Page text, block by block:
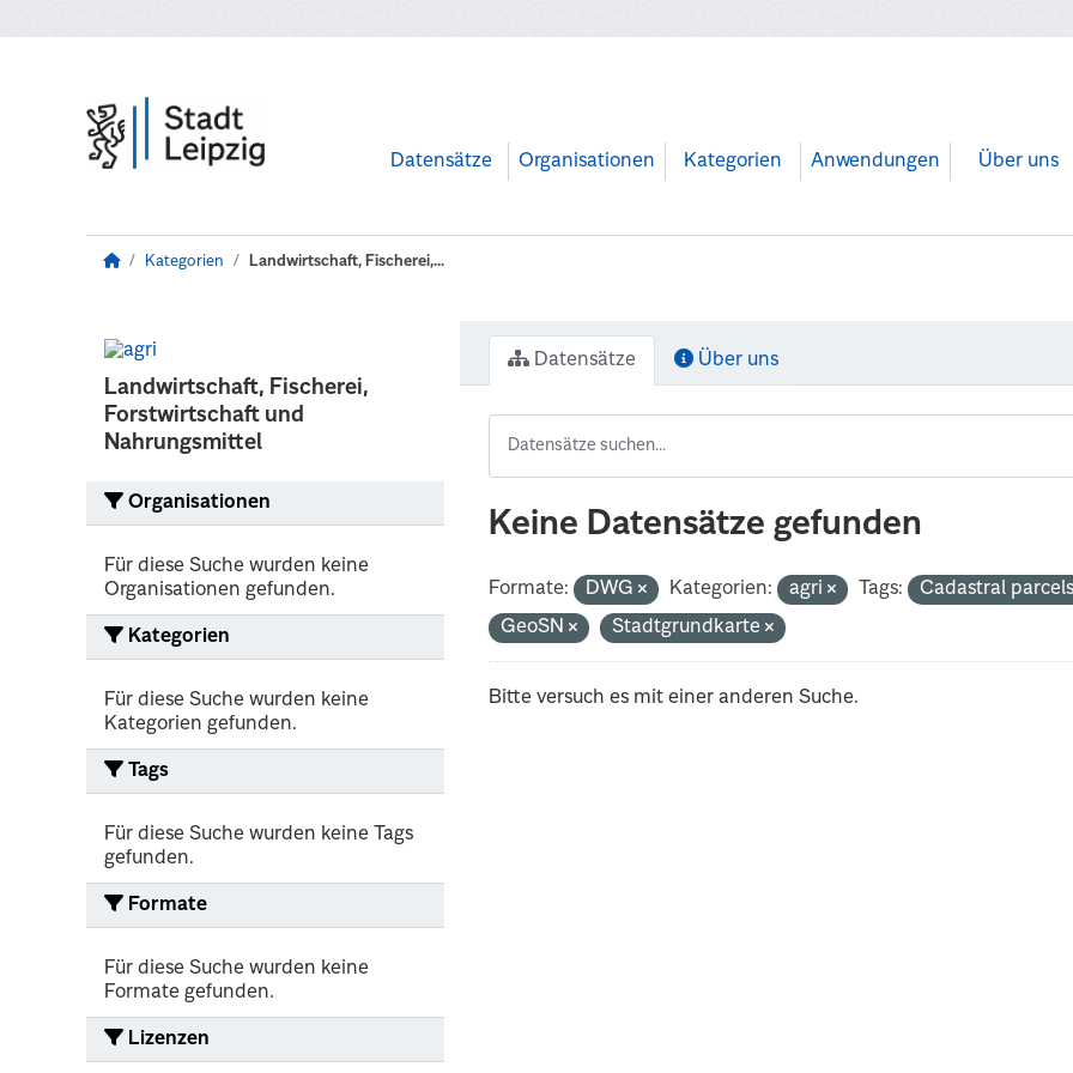
Datensätze Organisationen Kategorien Anwendungen Über uns
Kategorien Landwirtschaft, Fischerei,...
Landwirtschaft, Fischerei,
Forstwirtschaft und
Nahrungsmittel
Organisationen
Für diese Suche wurden keine
Organisationen gefunden.
Kategorien
Für diese Suche wurden keine
Kategorien gefunden.
Tags
Für diese Suche wurden keine Tags
gefunden.
Formate
Für diese Suche wurden keine
Formate gefunden.
Lizenzen
Datensätze Über uns
Keine Datensätze gefunden
Formate: DWG Kategorien: agri Tags:
Cadastral
GeoSN
Stadtgrundkarte
Bitte versuch es mit einer anderen Suche.